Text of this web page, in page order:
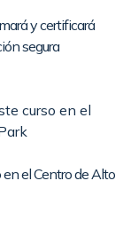
y certificará
segura
el Centro de Alto